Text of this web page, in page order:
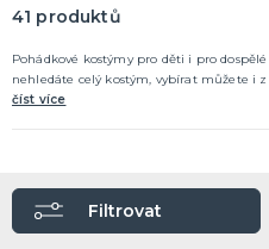
Nafukování balónků
Prodejny
Rozvoz
Kariéra
Doplňky pro ženicha
HALLOWEEN
Výzdoba
DALŠÍ KATEGORIE
41 produktů
Pohádkové kostýmy pro děti i pro
nehledáte celý kostým, vybírat můžete i
číst více
Filtrovat